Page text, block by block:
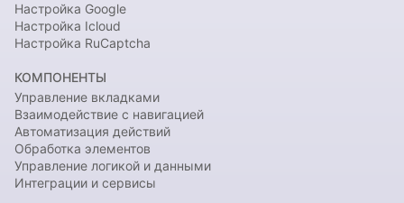
Настройка Google
Настройка Icloud
Настройка RuCaptcha
КОМПОНЕНТЫ
Управление вкладками
Взаимодействие с навигацией
Автоматизация действий
Обработка элементов
Управление логикой и данными
Интеграции и сервисы